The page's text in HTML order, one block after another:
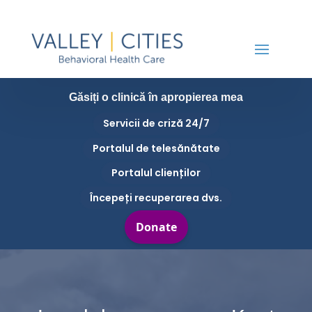
Găsiți o clinică în apropierea mea
Servicii de criză 24/7
Portalul de telesănătate
Portalul clienților
Începeți recuperarea dvs.